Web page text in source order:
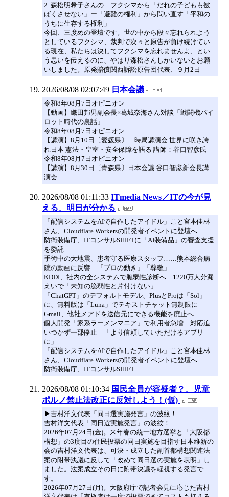
2. 森松明希子さんの フクシマから「だれの子どもも被
ばくさせない」ー「避難の権利」から問い直す「平和の
うちに生存する権利」
今回、三度めの登壇です。世の中から段々忘れられよう
としているフクシマ、裁判で次々と原告が負け続けてい
る現在、私たちは決してフクシマを忘れませんよ、とい
う思いを伝えるのに、やはり森松さんしかいないとお願
いしました。原発賠償関西訴訟原告団代表、９月2日
2026/08/08 02:07:49 日本会議
令和8年08月7日オピニオン
【動画】織田邦男副会長×葛城奈海さん対談「戦闘機パイ
ロット時代の裏話」
令和8年08月7日オピニオン
【講演】8月10日〔愛媛県〕 時局講演会 世界に咲き誇
れ日本 憲法・皇室・安全保障を語る 講師：谷口智彦氏
令和8年08月7日オピニオン
【講演】8月30日〔青森県〕日本会議 谷口智彦新会長講
演会
2026/08/08 01:11:33 ITmedia News／ITの今が見
える、明日が分かる
「配信システムをAIで自作したアイドル」こと宮本佳林
さん、Cloudflare Workersの開発者イベントに登壇へ
防衛装備庁、ITコンサルSHIFTに「AI装備品」の審査支援
を委託
手術中の大地震、患者守る医療スタッフ……熊本総合病
院の動画に反響 「プロの動き」「尊敬」
KDDI、社内の全システムで脆弱性診断へ 1220万人分漏
えいで「未知の脆弱性と片付けない」
「ChatGPT」のデフォルトモデル、PlusとProは「Sol」
に、無料版は「Luna」でテキストチャット無制限に
Gmail、他社メアドを送信元にできる機能を廃止へ
個人開発「家系ラーメンマニア」で利用者急増 対応追
いつかず一部停止 「より信頼していただけるアプリ
に」
「配信システムをAIで自作したアイドル」こと宮本佳林
さん、Cloudflare Workersの開発者イベントに登壇へ
防衛装備庁、ITコンサルSHIFT
2026/08/08 01:10:34 国民全員が容疑者？、児童
ポルノ禁止法改正に反対しよう！(仮)
▶吉村洋文代表「同日選実施発言」の波紋！
吉村洋文代表「同日選実施発言」の波紋！
2026年07月24日(金)。来年春の統一地方選挙と「大阪都
構想」の3度目の住民投票の同日実施を目指す日本維新の
会の吉村洋文代表は、可決・成立した副首都構想関連法
案の附帯決議に反して「改めて同日選の実施を表明」し
ました。法案成立その日に附帯決議を軽視する発言で
す。
2026年07月27日(月)。大阪府庁で記者会見に応じた吉村